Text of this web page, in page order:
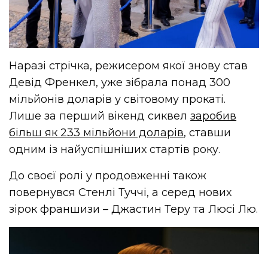
Наразі стрічка, режисером якої знову став
Девід Френкел, уже зібрала понад 300
мільйонів доларів у світовому прокаті.
Лише за перший вікенд сиквелзаробив
більш як 233 мільйони доларів, ставши
одним із найуспішніших стартів року.
До своєї ролі у продовженні також
повернувся Стенлі Туччі, а серед нових
зірок франшизи – Джастин Теру та Люсі Лю.